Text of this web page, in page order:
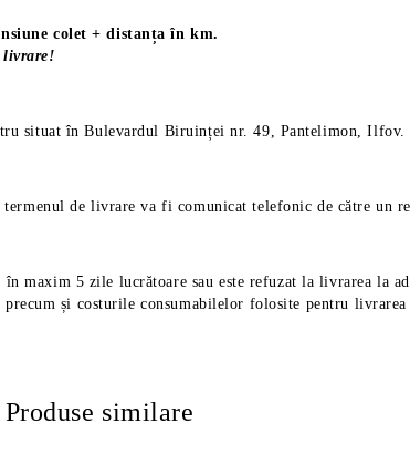
colet + distanța în km.
livrare!
situat în Bulevardul Biruinței nr. 49, Pantelimon, Ilfov.
de livrare va fi comunicat telefonic de către un
maxim 5 zile lucrătoare sau este refuzat la livrarea la
și costurile consumabilelor folosite pentru
Produse similare